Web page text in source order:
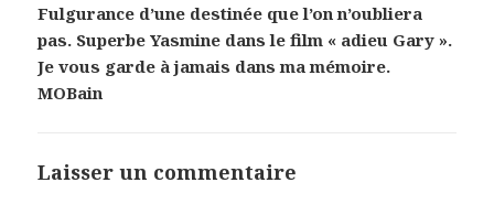
Fulgurance d’une destinée que l’on n’oubliera
pas. Superbe Yasmine dans le film « adieu Gary ».
Je vous garde à jamais dans ma mémoire.
MOBain
Laisser un commentaire